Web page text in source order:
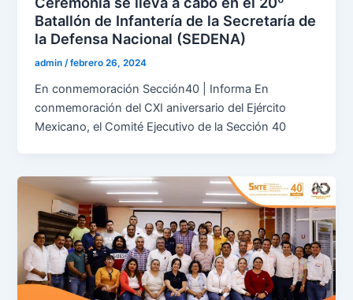
Batallón de Infantería de la Secretaría de
la Defensa Nacional (SEDENA)
admin/febrero 26, 2024
En conmemoración Sección40 | Informa En
conmemoración del CXI aniversario del Ejército
Mexicano, el Comité Ejecutivo de la Sección 40